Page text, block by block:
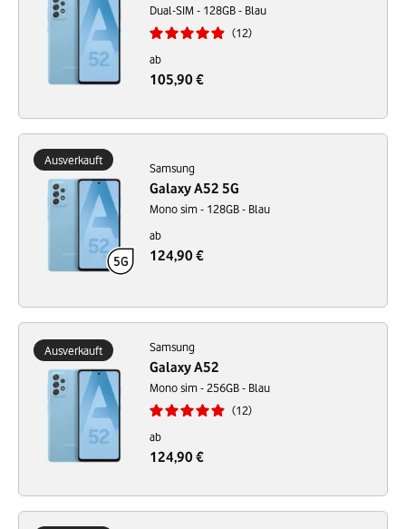
Dual-SIM - 128GB - Blau
12
ab
105,90 €
Ausverkauft
Samsung
Galaxy A52 5G
Mono sim - 128GB - Blau
ab
124,90 €
Ausverkauft Samsung
Galaxy A52
Mono sim - 256GB - Blau
12
ab
124,90 €